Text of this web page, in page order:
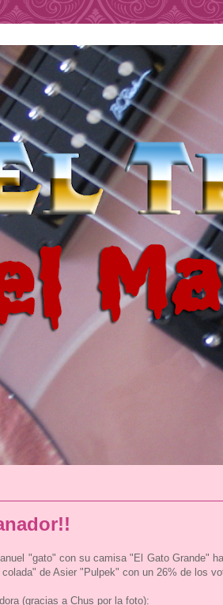
"gato" con su camisa "El Gato Grande"
de Asier "Pulpek" con un 26% de los
(gracias a Chus por la foto):